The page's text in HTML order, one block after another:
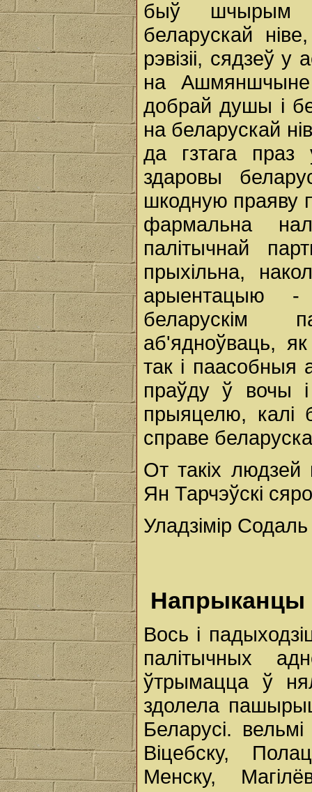
быў шчырым
беларускай
рэвізіі, сядзеў
на Ашмяншчыне
добрай душы і
на беларускай
да гзтага
здаровы
шкодную праяву
фармальна
палітычнай
прыхільна,
арыентацыю -
беларускім
аб'ядноўваць, як
так і паасобныя
праўду ў вочы і
прыяцелю, калі
справе
От такіх людзей
Ян Тарчэўскі
Уладзімір Содаль
Напрыканцы
Вось і
палітычных
ўтрымацца ў
здолела
Беларусі.
Віцебску,
Менску,